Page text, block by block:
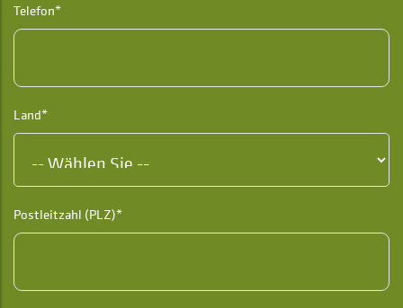
Telefon*
Land*
Postleitzahl (PLZ)*